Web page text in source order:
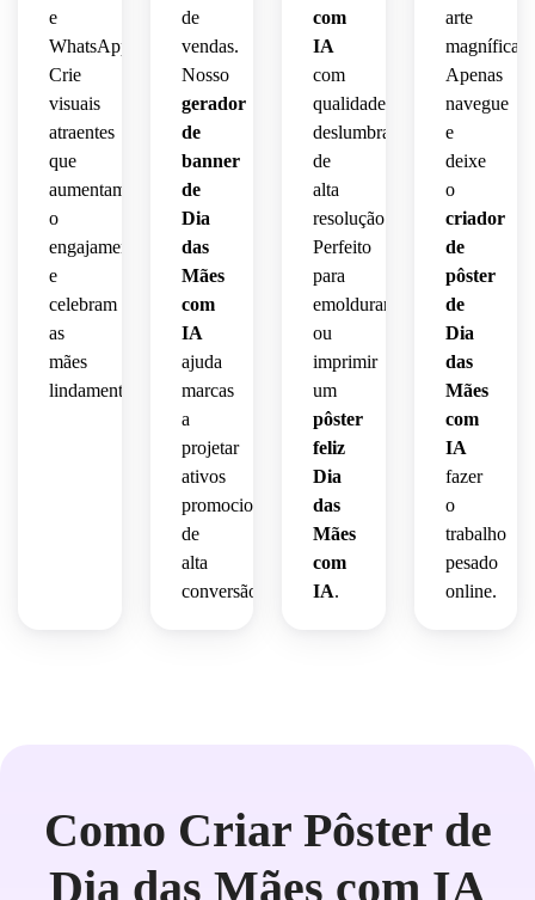
e
WhatsApp.
Crie
visuais
atraentes
que
aumentam
o
engajamento
e
celebram
as
mães
lindamente.
de
vendas.
Nosso
gerador
de
banner
de
Dia
das
Mães
com
IA
ajuda
marcas
a
projetar
ativos
promocionais
de
alta
conversão.
com
IA
com
qualidade
deslumbrante
de
alta
resolução.
Perfeito
para
emoldurar
ou
imprimir
um
pôster
feliz
Dia
das
Mães
com
IA.
arte
magnífica.
Apenas
navegue
e
deixe
o
criador
de
pôster
de
Dia
das
Mães
com
IA
fazer
o
trabalho
pesado
online.
Como Criar Pôster de
Dia das Mães com IA